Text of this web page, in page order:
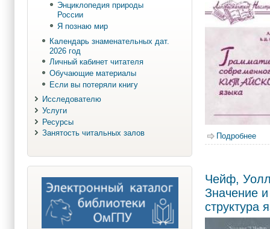
Подробнее
Чейф,
Значение и
структура
Энциклопедия природы
России
Я познаю мир
Календарь знаменательных дат.
2026 год
Личный кабинет читателя
Обучающие материалы
Если вы потеряли книгу
Исследователю
Услуги
Ресурсы
Занятость читальных залов